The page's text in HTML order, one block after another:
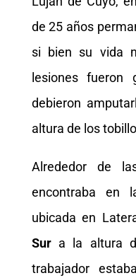
de 25 años
si bien su vida
lesiones fueron
debieron
altura de los
Alrededor de
encontraba en
ubicada en
Sura la altura
trabajador